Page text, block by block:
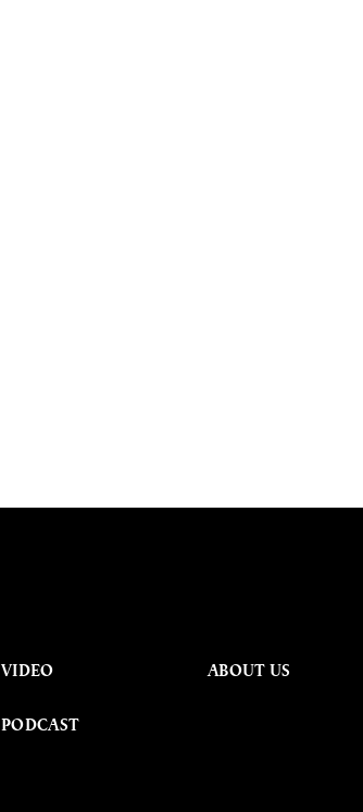
VIDEO
PODCAST
ABOUT US